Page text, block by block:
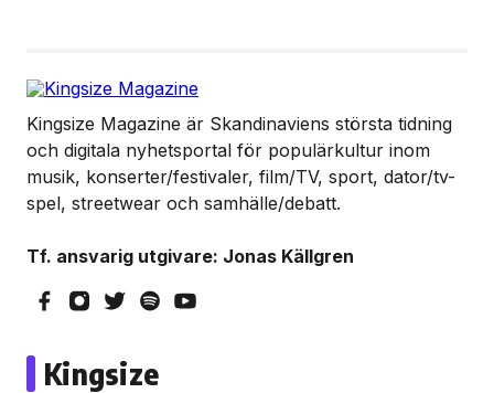
Kingsize Magazine är Skandinaviens största tidning
och digitala nyhetsportal för populärkultur inom
musik, konserter/festivaler, film/TV, sport, dator/tv-
spel, streetwear och samhälle/debatt.
Tf. ansvarig utgivare: Jonas Källgren
Kingsize